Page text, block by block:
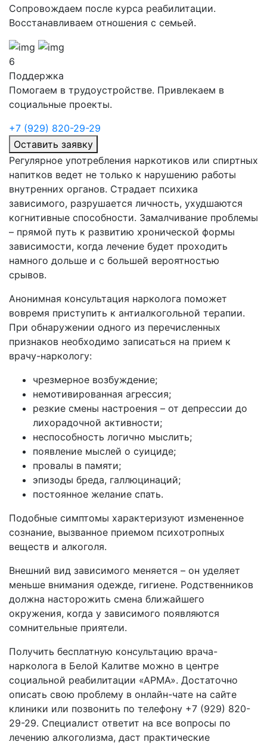
Сопровождаем после курса реабилитации.
Восстанавливаем отношения с семьей.
6
Поддержка
Помогаем в трудоустройстве. Привлекаем в
социальные проекты.
+7 (929) 820-29-29
Оставить заявку
Регулярное употребления наркотиков или спиртных
напитков ведет не только к нарушению работы
внутренних органов. Страдает психика
зависимого, разрушается личность, ухудшаются
когнитивные способности. Замалчивание проблемы
– прямой путь к развитию хронической формы
зависимости, когда лечение будет проходить
намного дольше и с большей вероятностью
срывов.
Анонимная консультация нарколога поможет
вовремя приступить к антиалкогольной терапии.
При обнаружении одного из перечисленных
признаков необходимо записаться на прием к
врачу-наркологу:
чрезмерное возбуждение;
немотивированная агрессия;
резкие смены настроения – от депрессии до
лихорадочной активности;
неспособность логично мыслить;
появление мыслей о суициде;
провалы в памяти;
эпизоды бреда, галлюцинаций;
постоянное желание спать.
Подобные симптомы характеризуют измененное
сознание, вызванное приемом психотропных
веществ и алкоголя.
Внешний вид зависимого меняется – он уделяет
меньше внимания одежде, гигиене. Родственников
должна насторожить смена ближайшего
окружения, когда у зависимого появляются
сомнительные приятели.
Получить бесплатную консультацию врача-
нарколога в Белой Калитве можно в центре
социальной реабилитации «АРМА». Достаточно
описать свою проблему в онлайн-чате на сайте
клиники или позвонить по телефону +7 (929) 820-
29-29. Специалист ответит на все вопросы по
лечению алкоголизма, даст практические